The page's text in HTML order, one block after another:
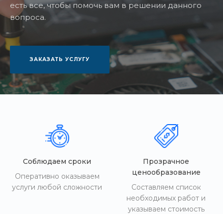
есть все, чтобы помочь вам в решении данного
вопроса.
ЗАКАЗАТЬ УСЛУГУ
Соблюдаем сроки
Оперативно оказываем
услуги любой сложности
Прозрачное
ценообразование
Составляем список
необходимых работ и
указываем стоимость